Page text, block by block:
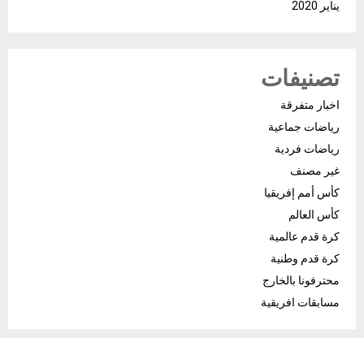
يناير 2020
تصنيفات
اخبار متفرقة
رياضات جماعية
رياضات فردية
غير مصنف
كأس أمم إفريقيا
كأس العالم
كرة قدم عالمية
كرة قدم وطنية
محترفونا بالخارج
مسابقات افريقية